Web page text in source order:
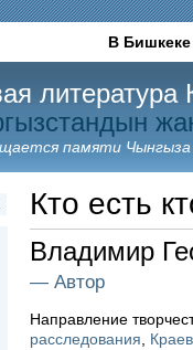
В Бишкеке
литература
памяти
Кто есть
Владимир
— Автор
Направление
расследования